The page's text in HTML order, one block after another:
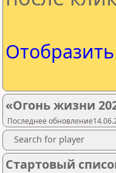
«Огонь жизни
Последнее
Search for player
Стартовый